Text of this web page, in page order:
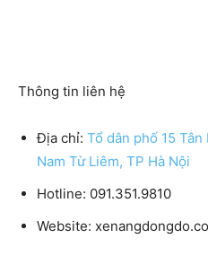
Thông tin liên hệ
Địa chỉ: Tổ dân phố 15
Nam Từ Liêm, TP Hà Nội
Hotline: 091.351.9810
Website: